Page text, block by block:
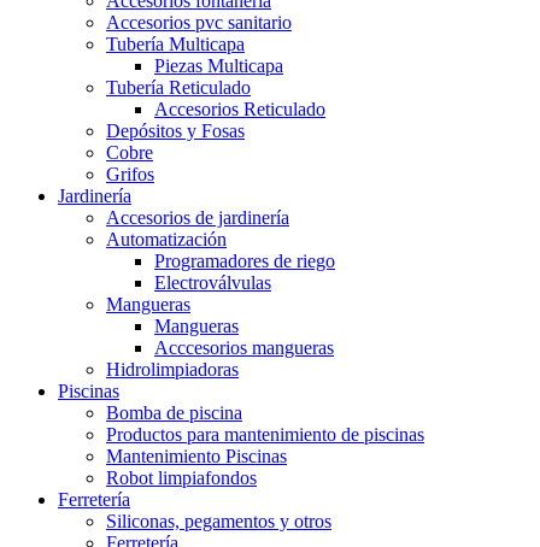
Accesorios pvc sanitario
Tubería Multicapa
Piezas Multicapa
Tubería Reticulado
Accesorios Reticulado
Depósitos y Fosas
Cobre
Grifos
Jardinería
Accesorios de jardinería
Automatización
Programadores de riego
Electroválvulas
Mangueras
Mangueras
Acccesorios mangueras
Hidrolimpiadoras
Piscinas
Bomba de piscina
Productos para mantenimiento de piscinas
Mantenimiento Piscinas
Robot limpiafondos
Ferretería
Siliconas, pegamentos y otros
Ferretería